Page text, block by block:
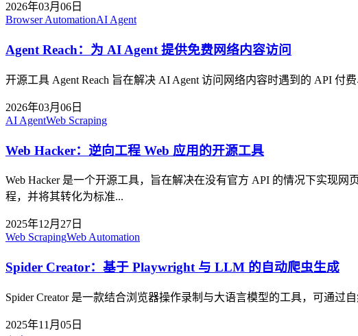
2026年03月06日
Browser AutomationAI Agent
Agent Reach：为 AI Agent 提供免费网络内容访问
开源工具 Agent Reach 旨在解决 AI Agent 访问网络内容时遇到的 API 付
2026年03月06日
AI AgentWeb Scraping
Web Hacker：逆向工程 Web 应用的开源工具
Web Hacker 是一个开源工具，旨在解决在没有官方 API 的情况下实现
程，并将其转化为标准...
2025年12月27日
Web ScrapingWeb Automation
Spider Creator：基于 Playwright 与 LLM 的自动爬虫生成
Spider Creator 是一款结合浏览器操作录制与大语言模型的工具，可通过
2025年11月05日